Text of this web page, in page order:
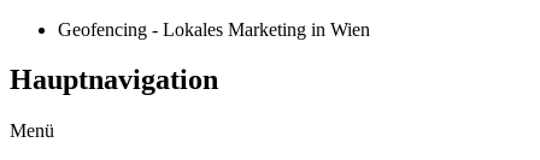
Geofencing - Lokales Marketing in Wien
Hauptnavigation
Menü